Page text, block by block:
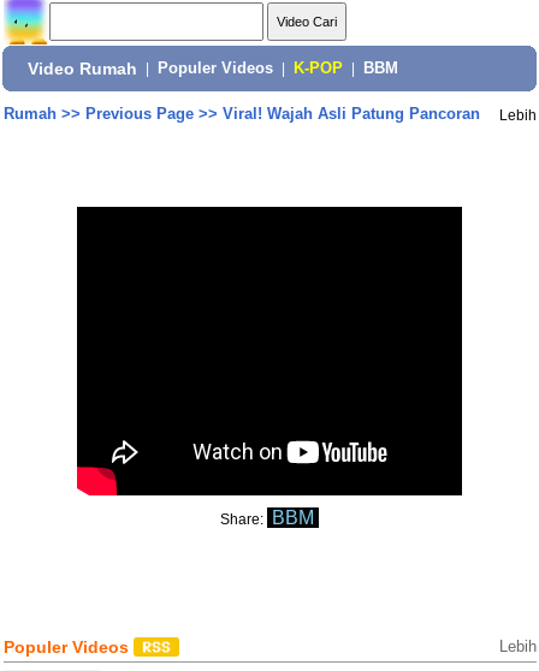
Video Rumah Populer Videos K-POP BBM
Rumah>> Previous Page>> Viral! Wajah Asli Patung Pancoran Lebih
Share: BBM
Populer Videos Lebih